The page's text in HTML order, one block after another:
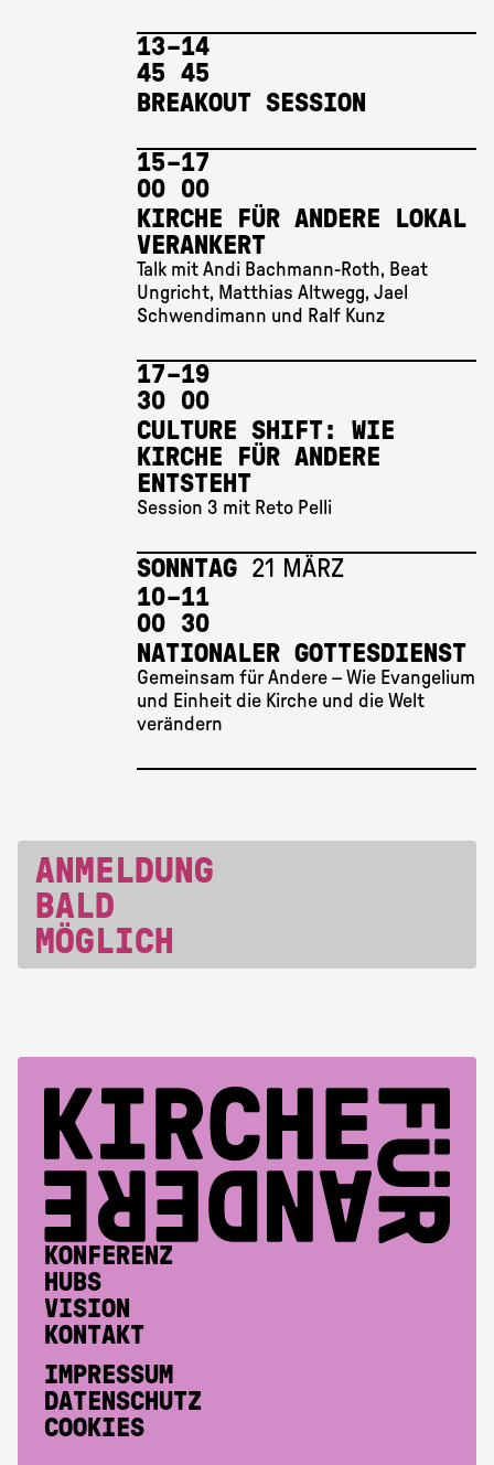
13
45
–14
45
BREAKOUT SESSION
15
00
–17
00
KIRCHE FÜR ANDERE LOKAL
VERANKERT
Talk mit Andi Bachmann-Roth, Beat
Ungricht, Matthias Altwegg, Jael
Schwendimann und Ralf Kunz
17
30
–19
00
CULTURE SHIFT: WIE
KIRCHE FÜR ANDERE
ENTSTEHT
Session 3 mit Reto Pelli
SONNTAG 21 MÄRZ
10
00
–11
30
NATIONALER GOTTESDIENST
Gemeinsam für Andere – Wie Evangelium
und Einheit die Kirche und die Welt
verändern
ANMELDUNG
BALD
MÖGLICH
KONFERENZ
HUBS
VISION
KONTAKT
IMPRESSUM
DATENSCHUTZ
COOKIES